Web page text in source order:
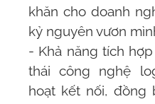
khăn cho doanh
kỷ nguyên vươn
- Khả năng tích
thái công nghệ
hoạt kết nối, đồng